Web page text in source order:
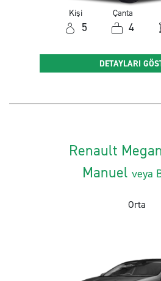
Kişi
5
Çanta
4
DETAYLARI
Renault
Manuel veya
Orta